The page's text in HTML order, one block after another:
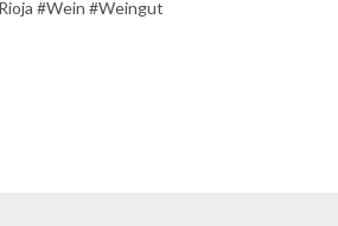
#Wein #Weingut